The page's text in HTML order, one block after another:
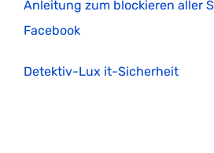
Anleitung zum blockieren aller
Facebook
Detektiv-Lux it-Sicherheit